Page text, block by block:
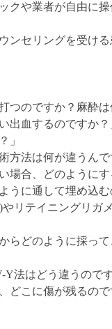
クや業者が自由に
ンセリングを受け
つのですか？麻酔は
出血するのですか？
」
方法は何が違うんで
場合、どのようにす
うに通して埋め込む
リテイニングリガ
らどのように採っ
法はどう違うのです
どこに傷が残るので